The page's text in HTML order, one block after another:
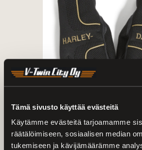
Tämä sivusto käyttää evästeitä
Käytämme evästeitä tarjoamamme
räätälöimiseen, sosiaalisen median
tukemiseen ja kävijämäärämme
Ajokäsineet ja hanskat
Näytä tuotteet